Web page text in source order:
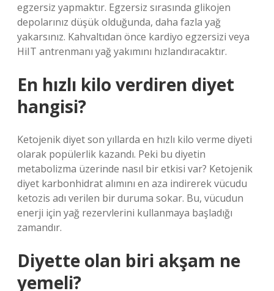
egzersiz yapmaktır. Egzersiz sırasında glikojen
depolarınız düşük olduğunda, daha fazla yağ
yakarsınız. Kahvaltıdan önce kardiyo egzersizi veya
HiIT antrenmanı yağ yakımını hızlandıracaktır.
En hızlı kilo verdiren diyet
hangisi?
Ketojenik diyet son yıllarda en hızlı kilo verme diyeti
olarak popülerlik kazandı. Peki bu diyetin
metabolizma üzerinde nasıl bir etkisi var? Ketojenik
diyet karbonhidrat alımını en aza indirerek vücudu
ketozis adı verilen bir duruma sokar. Bu, vücudun
enerji için yağ rezervlerini kullanmaya başladığı
zamandır.
Diyette olan biri akşam ne
yemeli?